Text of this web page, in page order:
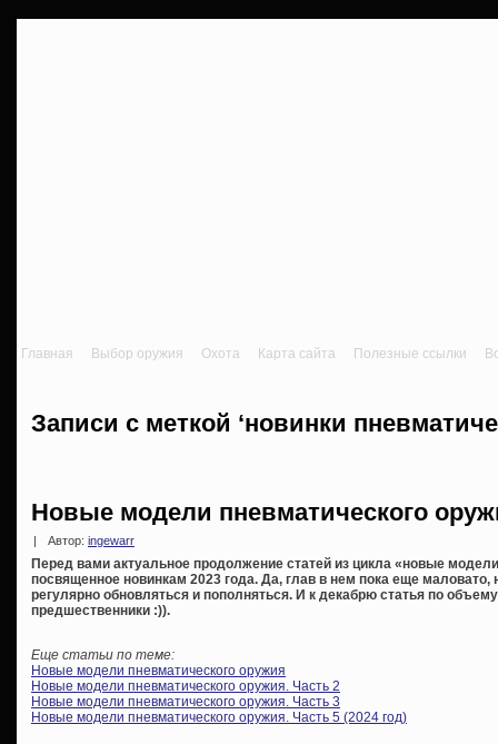
Главная Выбор оружия Охота Карта сайта Полезные ссылки
Записи с меткой ‘новинки
Новые модели пневматического
Автор: ingewarr
Перед вами актуальное продолжение статей из цикла «новые
посвященное новинкам 2023 года. Да, глав в нем пока еще маловато,
регулярно обновляться и пополняться. И к декабрю статья по
предшественники :)).
Еще статьи по теме:
Новые модели пневматического оружия
Новые модели пневматического оружия. Часть 2
Новые модели пневматического оружия. Часть 3
Новые модели пневматического оружия. Часть 5 (2024 год)